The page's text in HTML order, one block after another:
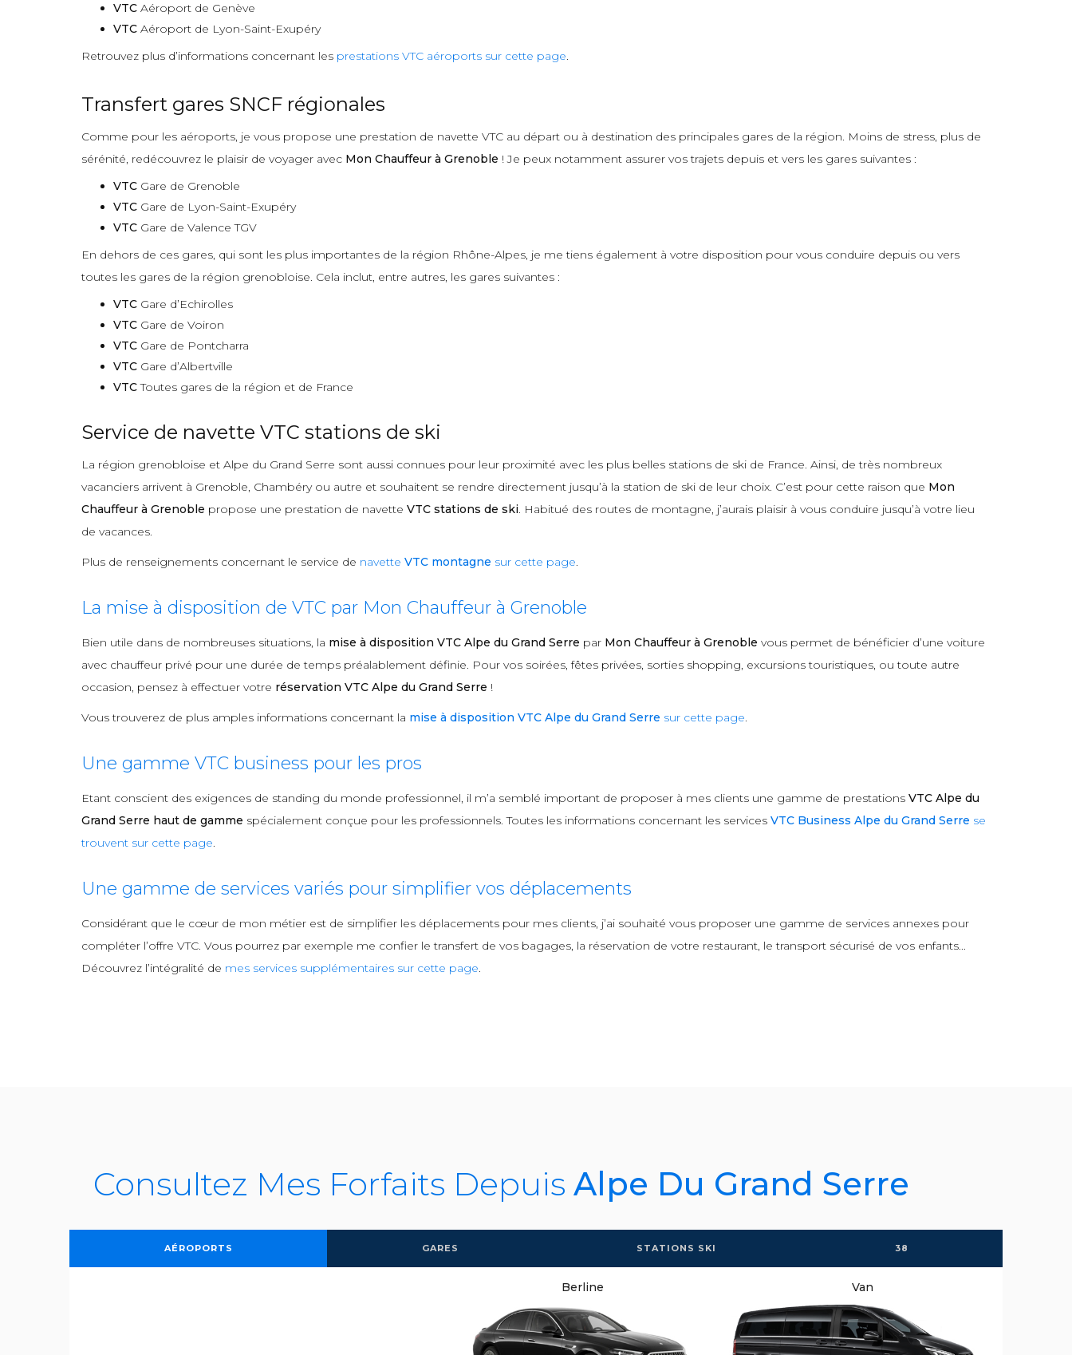
VTC Aéroport de Genève
VTC Aéroport de Lyon-Saint-Exupéry
Retrouvez plus d’informations concernant les prestations VTC aéroports sur cette page.
Transfert gares SNCF régionales
Comme pour les aéroports, je vous propose une prestation de navette VTC au départ ou à destination des principales gares de la région. Moins de stress, plus de
sérénité, redécouvrez le plaisir de voyager avec Mon Chauffeur à Grenoble ! Je peux notamment assurer vos trajets depuis et vers les gares suivantes :
VTC Gare de Grenoble
VTC Gare de Lyon-Saint-Exupéry
VTC Gare de Valence TGV
En dehors de ces gares, qui sont les plus importantes de la région Rhône-Alpes, je me tiens également à votre disposition pour vous conduire depuis ou vers
toutes les gares de la région grenobloise. Cela inclut, entre autres, les gares suivantes :
VTC Gare d’Echirolles
VTC Gare de Voiron
VTC Gare de Pontcharra
VTC Gare d’Albertville
VTCToutes gares de la région et de France
Service de navette VTC stations de ski
La région grenobloise et Alpe du Grand Serre sont aussi connues pour leur proximité avec les plus belles stations de ski de France. Ainsi, de très nombreux
vacanciers arrivent à Grenoble, Chambéry ou autre et souhaitent se rendre directement jusqu’à la station de ski de leur choix. C’est pour cette raison que Mon
Chauffeur à Grenoble propose une prestation de navette VTC stations de ski. Habitué des routes de montagne, j’aurais plaisir à vous conduire jusqu’à votre lieu
de vacances.
Plus de renseignements concernant le service de navette VTC montagne sur cette page.
La mise à disposition de VTC par Mon Chauffeur à Grenoble
Bien utile dans de nombreuses situations, la mise à disposition VTC Alpe du Grand Serre par Mon Chauffeur à Grenoble vous permet de bénéficier d’une voiture
avec chauffeur privé pour une durée de temps préalablement définie. Pour vos soirées, fêtes privées, sorties shopping, excursions touristiques, ou toute autre
occasion, pensez à effectuer votre réservation VTC Alpe du Grand Serre !
Vous trouverez de plus amples informations concernant la mise à disposition VTC Alpe du Grand Serre sur cette page.
Une gamme VTC business pour les pros
Etant conscient des exigences de standing du monde professionnel, il m’a semblé important de proposer à mes clients une gamme de prestations VTC Alpe du
Grand Serre haut de gamme spécialement conçue pour les professionnels. Toutes les informations concernant les services VTC Business Alpe du Grand Serre se
trouvent sur cette page.
Une gamme de services variés pour simplifier vos déplacements
Considérant que le cœur de mon métier est de simplifier les déplacements pour mes clients, j’ai souhaité vous proposer une gamme de services annexes pour
compléter l’offre VTC. Vous pourrez par exemple me confier le transfert de vos bagages, la réservation de votre restaurant, le transport sécurisé de vos enfants...
Découvrez l’intégralité de mes services supplémentaires sur cette page.
Consultez Mes Forfaits Depuis Alpe Du Grand Serre
AÉROPORTS GARES STATIONS SKI 38
Berline Van